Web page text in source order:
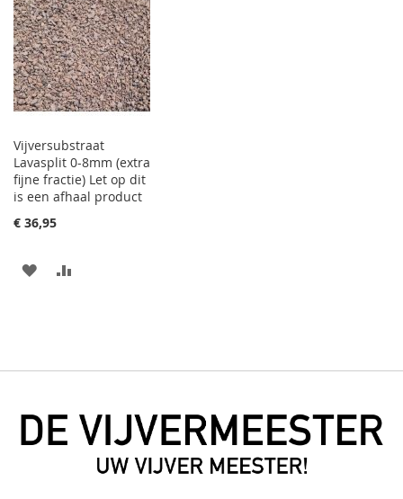
Vijversubstraat
Lavasplit 0-8mm (extra
fijne fractie) Let op dit
is een afhaal product
€ 36,95
VOEG